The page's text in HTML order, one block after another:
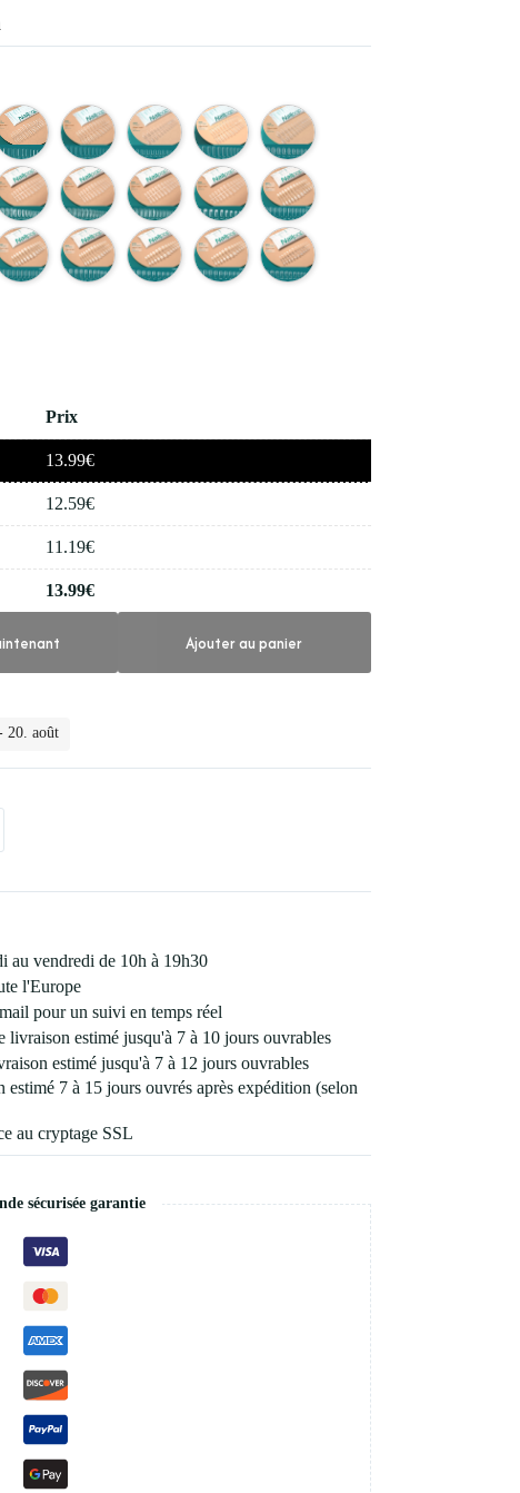
Prix
13.99€
12.59€
11.19€
13.99€
Ajouter au panier
20. août
au vendredi de 10h à 19h30
l'Europe
pour un suivi en temps réel
livraison estimé jusqu'à 7 à 10 jours ouvrables
estimé jusqu'à 7 à 12 jours ouvrables
7 à 15 jours ouvrés après expédition (selon
au cryptage SSL
sécurisée garantie